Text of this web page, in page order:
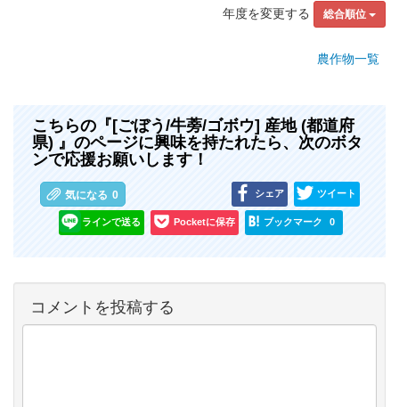
年度を変更する 総合順位
農作物一覧
こちらの『[ごぼう/牛蒡/ゴボウ] 産地 (都道府
県) 』のページに興味を持たれたら、次のボタ
ンで応援お願いします！
気になる 0 シェア ツイート
ラインで送る Pocketに保存 ブックマーク 0
コメントを投稿する